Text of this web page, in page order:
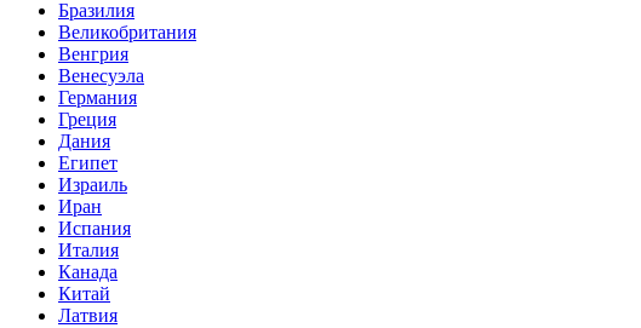
Бразилия
Великобритания
Венгрия
Венесуэла
Германия
Греция
Дания
Египет
Израиль
Иран
Испания
Италия
Канада
Китай
Латвия